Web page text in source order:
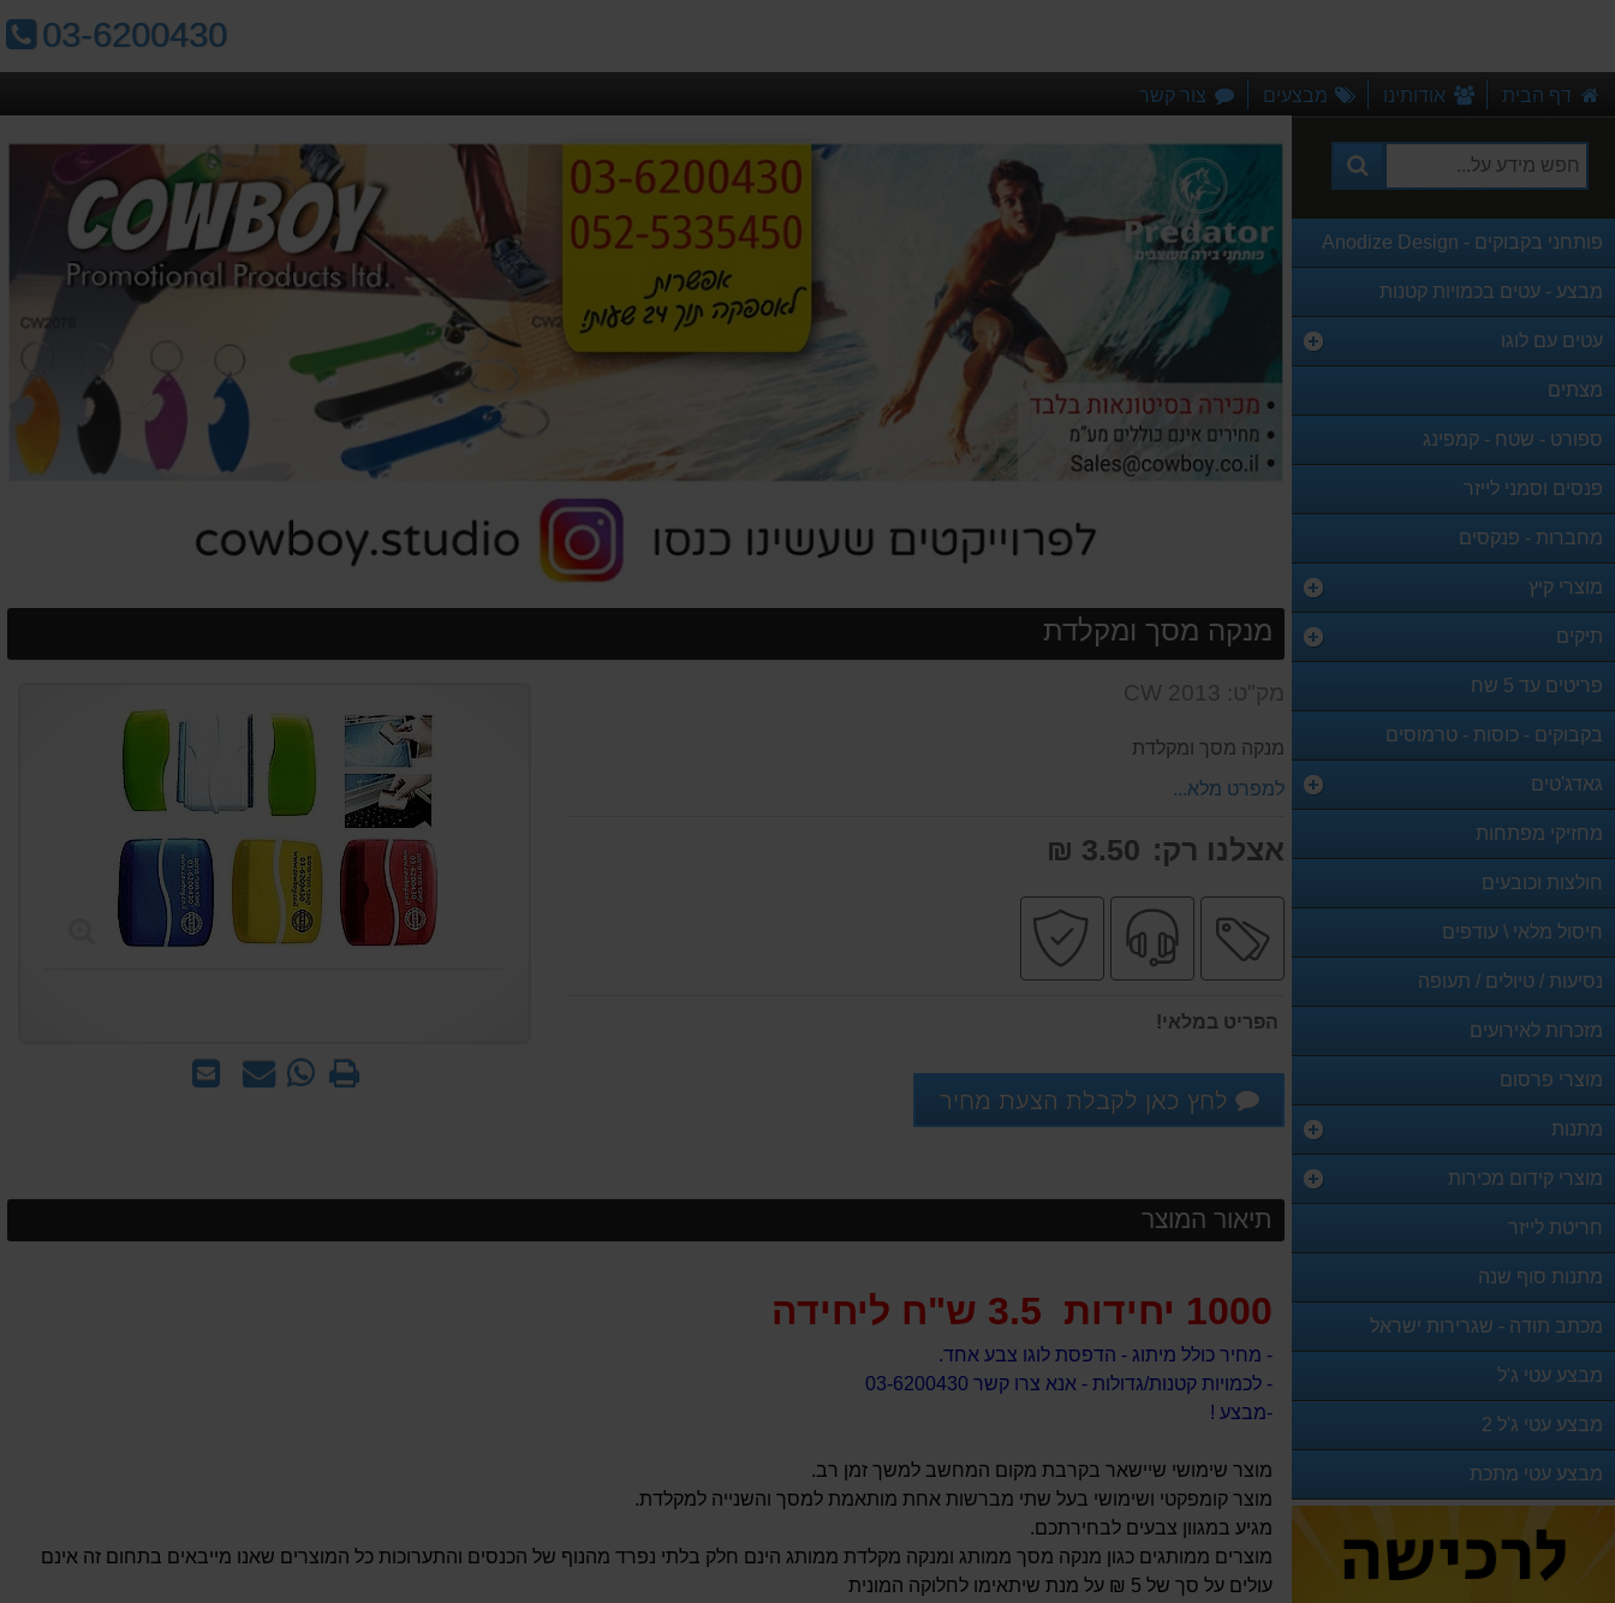
טלפון:
03-6200430
דף הבית אודותינו מבצעים צור קשר
פותחני בקבוקים - Anodize Design
מבצע - עטים בכמויות קטנות
עטים עם לוגו
מצתים
ספורט - שטח - קמפינג
פנסים וסמני לייזר
מחברות - פנקסים
מוצרי קיץ
תיקים
פריטים עד 5 שח
בקבוקים - כוסות - טרמוסים
גאדג'טים
מחזיקי מפתחות
חולצות וכובעים
חיסול מלאי \ עודפים
נסיעות / טיולים / תעופה
מזכרות לאירועים
מוצרי פרסום
מתנות
מוצרי קידום מכירות
חריטת לייזר
מתנות סוף שנה
מכתב תודה - שגרירות ישראל
מבצע עטי ג'ל
מבצע עטי ג'ל 2
מבצע עטי מתכת
מנקה מסך ומקלדת
שלח
שאל
WhatsApp
המוצר
הדפס
מק"ט: CW 2013
מנקה מסך ומקלדת
למפרט מלא...
אצלנו רק: 3.50 ₪
מבצע
שירות
מקצועי
הפריט במלאי!
לחץ כאן לקבלת הצעת מחיר
תיאור המוצר
1000 יחידות
- מחיר כולל מיתוג - הדפסת לוגו צבע אחד.
- לכמויות קטנות/גדולות - אנא צרו קשר 03-6200430
-מבצע !
מוצר שימושי שיישאר בקרבת מקום המחשב למשך זמן רב.
מוצר קומפקטי ושימושי בעל שתי מברשות אחת מותאמת למסך והשנייה למקלדת.
מגיע במגוון צבעים לבחירתכם.
מוצרים ממותגים כגון מנקה מסך ממותג ומנקה מקלדת ממותג הינם חלק בלתי נפרד מהנוף של הכנסים והתערוכות כל המוצרים שאנו מייבאים בתחום זה אינם
עולים על סך של 5 ₪ על מנת שיתאימו לחלוקה המונית